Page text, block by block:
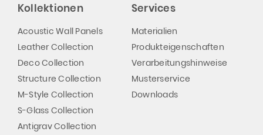
Kollektionen
Acoustic Wall Panels
Leather Collection
Deco Collection
Structure Collection
M-Style Collection
S-Glass Collection
Antigrav Collection
Services
Materialien
Produkteigenschaften
Verarbeitungshinweise
Musterservice
Downloads